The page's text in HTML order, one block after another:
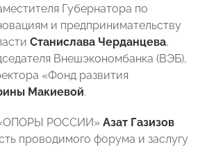
Губернатора по
и предпринимательству
Станислава Черданцева,
Внешэкономбанка (ВЭБ),
«Фонд развития
Макиевой.
«ОПОРЫ РОССИИ» Азат Газизов
проводимого форума и заслугу